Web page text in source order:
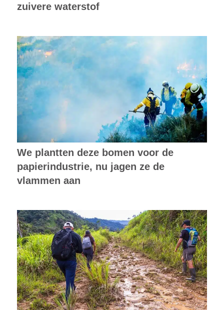
zuivere waterstof
We plantten deze bomen voor de
papierindustrie, nu jagen ze de
vlammen aan